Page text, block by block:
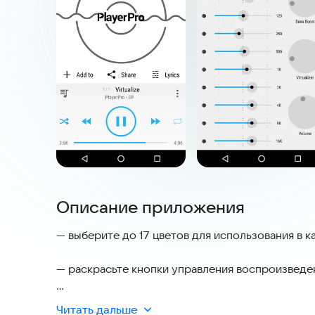
Описание приложения
— выберите до 17 цветов для использования в
— раскрасьте кнопки управления
— размытая обложка альбома в качестве фона
Читать дальше